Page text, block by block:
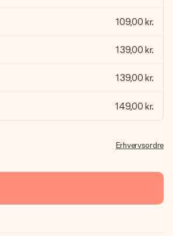
109,00 kr.
139,00 kr.
139,00 kr.
149,00 kr.
Erhvervsordre